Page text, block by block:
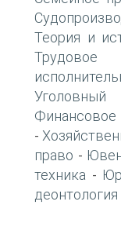
Теория и
Трудовое
Уголовный
Финансовое
-
право -
техника -
деонтология